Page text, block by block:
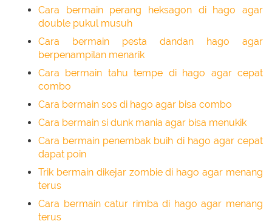
Cara bermain perang heksagon di hago agar
double pukul musuh
Cara bermain pesta dandan hago agar
berpenampilan menarik
Cara bermain tahu tempe di hago agar cepat
combo
Cara bermain sos di hago agar bisa combo
Cara bermain si dunk mania agar bisa menukik
Cara bermain penembak buih di hago agar cepat
dapat poin
Trik bermain dikejar zombie di hago agar menang
terus
Cara bermain catur rimba di hago agar menang
terus